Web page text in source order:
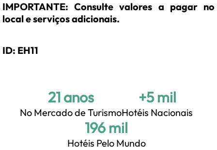
IMPORTANTE: Consulte valores a pagar no
local e serviços adicionais.
ID: EH11
21 anos
No Mercado de Turismo
+5 mil
Hotéis Nacionais
+200 mil
Hotéis Pelo Mundo